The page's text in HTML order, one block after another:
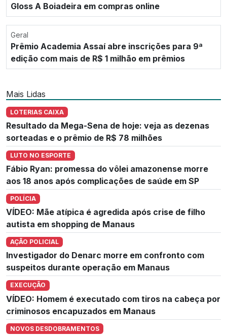
Gloss A Boiadeira em compras online
Geral
Prêmio Academia Assaí abre inscrições para 9ª
edição com mais de R$ 1 milhão em prêmios
Mais Lidas
LOTERIAS CAIXA
Resultado da Mega-Sena de hoje: veja as dezenas
sorteadas e o prêmio de R$ 78 milhões
LUTO NO ESPORTE
Fábio Ryan: promessa do vôlei amazonense morre
aos 18 anos após complicações de saúde em SP
POLÍCIA
VÍDEO: Mãe atípica é agredida após crise de filho
autista em shopping de Manaus
AÇÃO POLICIAL
Investigador do Denarc morre em confronto com
suspeitos durante operação em Manaus
EXECUÇÃO
VÍDEO: Homem é executado com tiros na cabeça por
criminosos encapuzados em Manaus
NOVOS DESDOBRAMENTOS